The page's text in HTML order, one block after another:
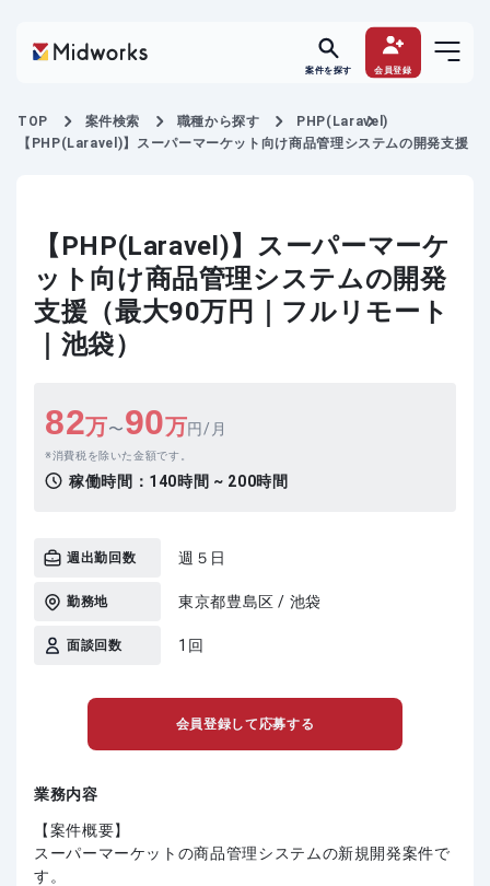
案件を探す 会員登録
TOP 案件検索 職種から探す
PHP(Laravel)
【PHP(Laravel)】スーパーマーケット向け商品管理システムの開発支援
【PHP(Laravel)】スーパーマーケ
ット向け商品管理システムの開発
支援（最大90万円｜フルリモート
｜池袋）
82万〜90万円/月
消費税を除いた金額です。
稼働時間： 140時間 ~ 200時間
週出勤回数 週５日
勤務地 東京都豊島区 / 池袋
面談回数 1回
会員登録して応募する
業務内容
【案件概要】
スーパーマーケットの商品管理システムの新規開発案件で
す。